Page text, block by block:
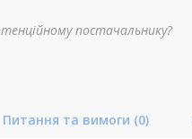
постачальнику?
Питання та вимоги (0)